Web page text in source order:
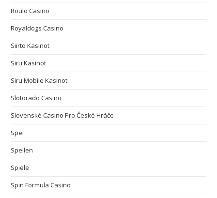
Roulo Casino
Royaldogs Casino
Siirto Kasinot
Siru Kasinot
Siru Mobile Kasinot
Slotorado Casino
Slovenské Casino Pro České Hráče
Spei
Spellen
Spiele
Spin Formula Casino